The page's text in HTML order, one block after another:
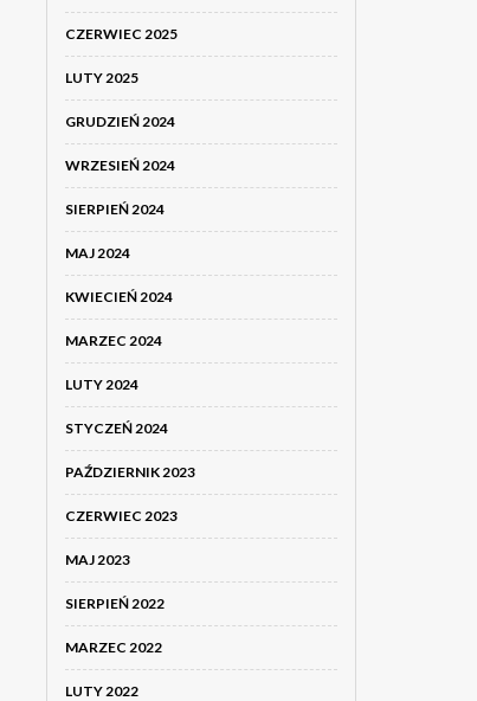
CZERWIEC 2025
LUTY 2025
GRUDZIEŃ 2024
WRZESIEŃ 2024
SIERPIEŃ 2024
MAJ 2024
KWIECIEŃ 2024
MARZEC 2024
LUTY 2024
STYCZEŃ 2024
PAŹDZIERNIK 2023
CZERWIEC 2023
MAJ 2023
SIERPIEŃ 2022
MARZEC 2022
LUTY 2022